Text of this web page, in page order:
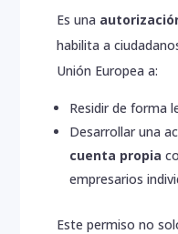
Es una
habilita a
Unión Europea a:
Residir de forma
Desarrollar una
cuenta propia
empresarios
Este permiso no